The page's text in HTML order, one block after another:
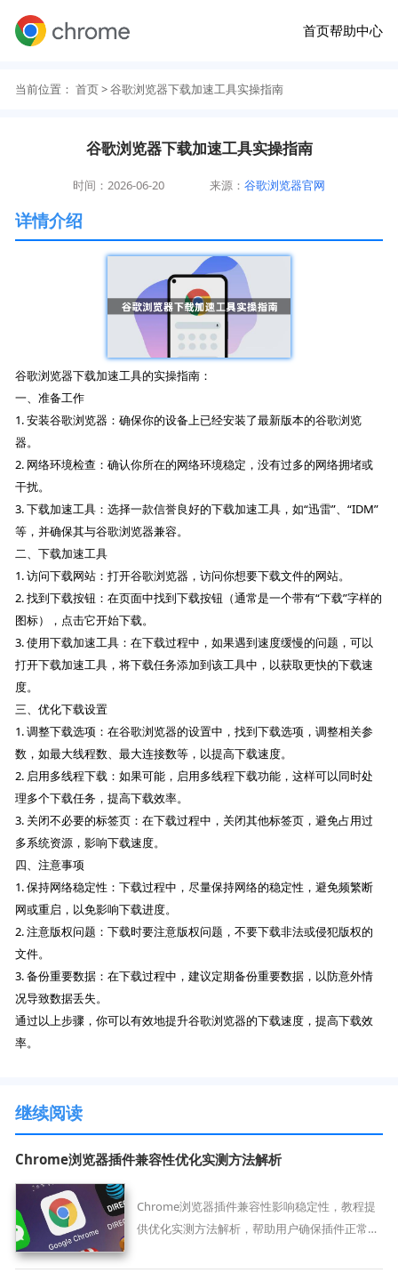
首页帮助中心
当前位置： 首页> 谷歌浏览器下载加速工具实操指南
谷歌浏览器下载加速工具实操指南
时间：2026-06-20 来源：谷歌浏览器官网
详情介绍
谷歌浏览器下载加速工具的实操指南：
一、准备工作
1. 安装谷歌浏览器：确保你的设备上已经安装了最新版本的谷歌浏览
器。
2. 网络环境检查：确认你所在的网络环境稳定，没有过多的网络拥堵或
干扰。
3. 下载加速工具：选择一款信誉良好的下载加速工具，如“迅雷”、“IDM”
等，并确保其与谷歌浏览器兼容。
二、下载加速工具
1. 访问下载网站：打开谷歌浏览器，访问你想要下载文件的网站。
2. 找到下载按钮：在页面中找到下载按钮（通常是一个带有“下载”字样的
图标），点击它开始下载。
3. 使用下载加速工具：在下载过程中，如果遇到速度缓慢的问题，可以
打开下载加速工具，将下载任务添加到该工具中，以获取更快的下载速
度。
三、优化下载设置
1. 调整下载选项：在谷歌浏览器的设置中，找到下载选项，调整相关参
数，如最大线程数、最大连接数等，以提高下载速度。
2. 启用多线程下载：如果可能，启用多线程下载功能，这样可以同时处
理多个下载任务，提高下载效率。
3. 关闭不必要的标签页：在下载过程中，关闭其他标签页，避免占用过
多系统资源，影响下载速度。
四、注意事项
1. 保持网络稳定性：下载过程中，尽量保持网络的稳定性，避免频繁断
网或重启，以免影响下载进度。
2. 注意版权问题：下载时要注意版权问题，不要下载非法或侵犯版权的
文件。
3. 备份重要数据：在下载过程中，建议定期备份重要数据，以防意外情
况导致数据丢失。
通过以上步骤，你可以有效地提升谷歌浏览器的下载速度，提高下载效
率。
继续阅读
Chrome浏览器插件兼容性优化实测方法解析
Chrome浏览器插件兼容性影响稳定性，教程提
供优化实测方法解析，帮助用户确保插件正常运